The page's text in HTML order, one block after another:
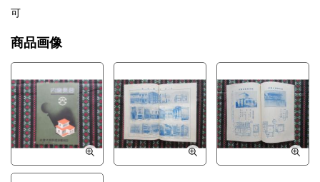
可
商品画像